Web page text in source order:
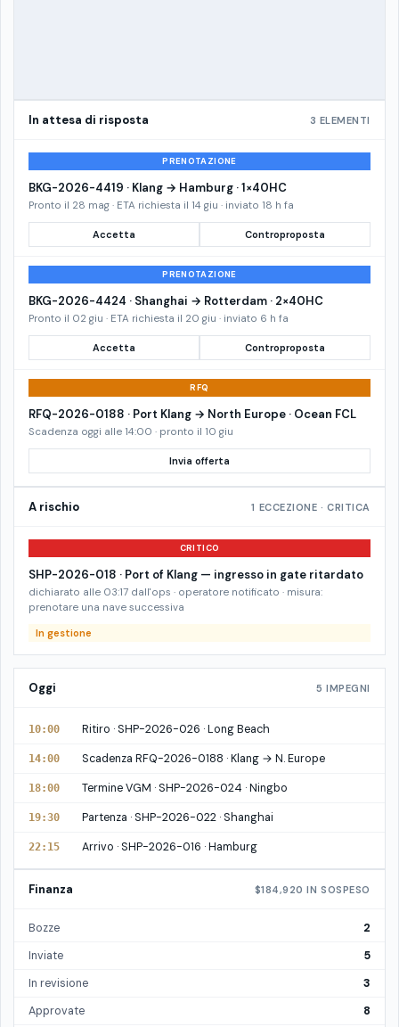
In attesa di risposta 3 ELEMENTI
PRENOTAZIONE
BKG-2026-4419 · Klang → Hamburg · 1×40HC
Pronto il 28 mag · ETA richiesta il 14 giu · inviato 18 h fa
Accetta Controproposta
PRENOTAZIONE
BKG-2026-4424 · Shanghai → Rotterdam · 2×40HC
Pronto il 02 giu · ETA richiesta il 20 giu · inviato 6 h fa
Accetta Controproposta
RFQ
RFQ-2026-0188 · Port Klang → North Europe · Ocean FCL
Scadenza oggi alle 14:00 · pronto il 10 giu
Invia offerta
A rischio 1 ECCEZIONE · CRITICA
CRITICO
SHP-2026-018 · Port of Klang — ingresso in gate ritardato
dichiarato alle 03:17 dall'ops · operatore notificato · misura:
prenotare una nave successiva
In gestione
Oggi 5 IMPEGNI
10:00 Ritiro · SHP-2026-026 · Long Beach
14:00 Scadenza RFQ-2026-0188 · Klang → N. Europe
18:00 Termine VGM · SHP-2026-024 · Ningbo
19:30 Partenza · SHP-2026-022 · Shanghai
22:15 Arrivo · SHP-2026-016 · Hamburg
Finanza $184,920 IN SOSPESO
Bozze
2
Inviate
5
In revisione
3
Approvate
8